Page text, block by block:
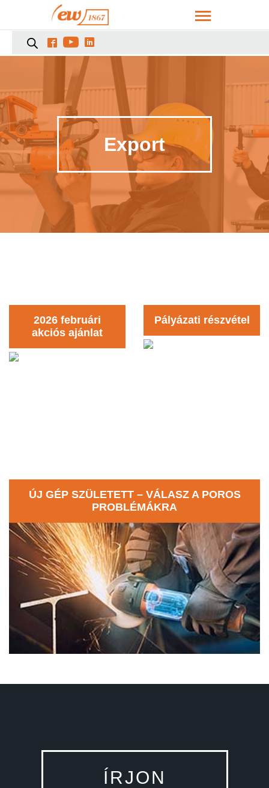
  
Export
2026 februári
akciós ajánlat
Pályázati részvétel
ÚJ GÉP SZÜLETETT – VÁLASZ A POROS
PROBLÉMÁKRA
ÍRJON